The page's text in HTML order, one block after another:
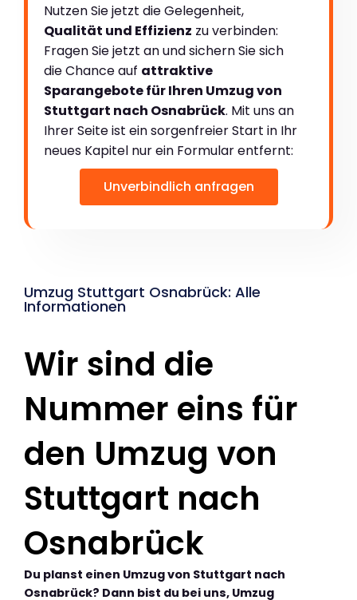
Nutzen Sie jetzt die Gelegenheit,
Qualität und Effizienz zu verbinden:
Fragen Sie jetzt an und sichern Sie sich
die Chance auf attraktive
Sparangebote für Ihren Umzug von
Stuttgart nach Osnabrück. Mit uns an
Ihrer Seite ist ein sorgenfreier Start in Ihr
neues Kapitel nur ein Formular entfernt:
Unverbindlich anfragen
Umzug Stuttgart Osnabrück: Alle
Informationen
Wir sind die
Nummer eins für
den Umzug von
Stuttgart nach
Osnabrück
Du planst einen Umzug von Stuttgart nach
Osnabrück? Dann bist du bei uns, Umzug